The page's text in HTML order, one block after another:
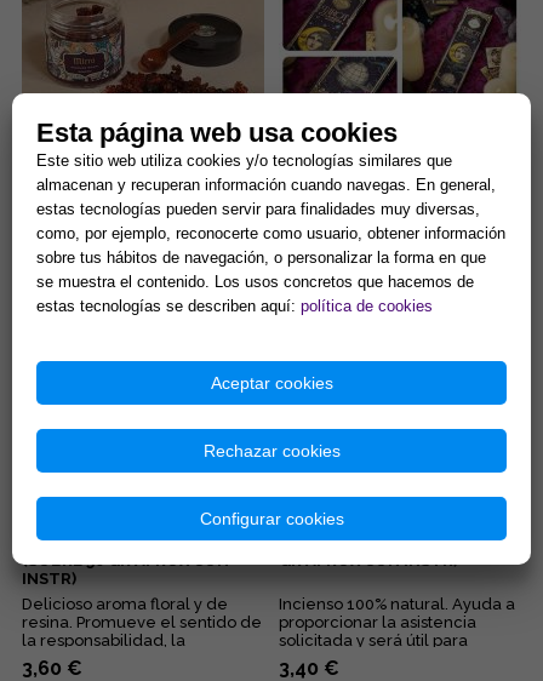
INCIENSO RESINA EN GRANO
MIRRA. TARRO DE 100G
(INCLUYE CUCHARA
MEDIDORA)
Este incienso de resina en
grano de exquisito aroma
viene presentado en un tarro
de 100 gr. que incluye, para ...
4,32 €
INCIENSO TAROT DE
MARSELLA (Nag Champa y
Olíbano)
5,37 €
INCIENSO ESTORAQUE
(SOBRE 50 GR APROX CON
INSTR)
Delicioso aroma floral y de
resina. Promueve el sentido de
la responsabilidad, la
perseverancia y la lealtad. ...
3,60 €
INCIENSO 3 REYES (SOBRE 50
Incienso 100% natural. Ayuda a
proporcionar la asistencia
solicitada y será útil para
resolver sus problemas e...
3,40 €
Esta página web usa cookies
Este sitio web utiliza cookies y/o tecnologías similares que
almacenan y recuperan información cuando navegas. En general,
estas tecnologías pueden servir para finalidades muy diversas,
como, por ejemplo, reconocerte como usuario, obtener información
sobre tus hábitos de navegación, o personalizar la forma en que
se muestra el contenido. Los usos concretos que hacemos de
estas tecnologías se describen aquí: política de cookies
Aceptar cookies
Rechazar cookies
Configurar cookies